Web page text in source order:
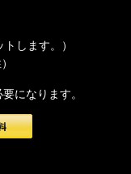
します。）
になります。